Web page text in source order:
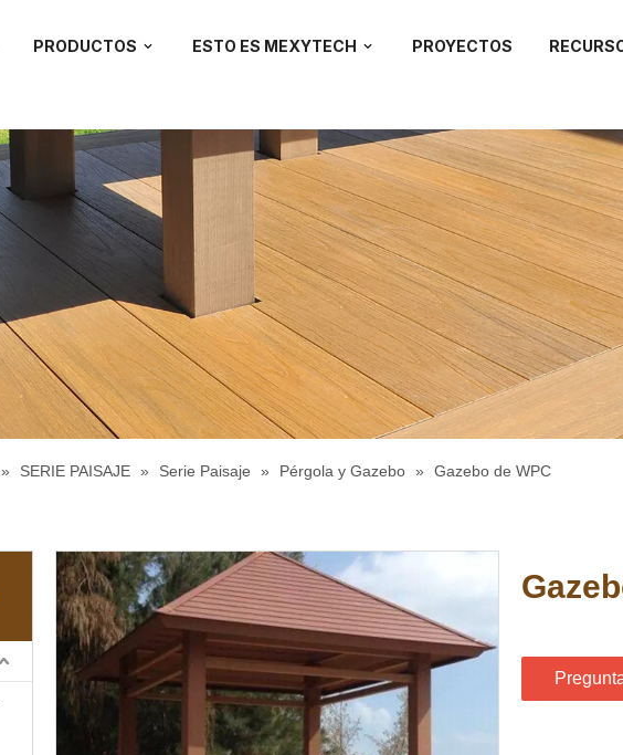
PRODUCTOS ESTO ES MEXYTECH PROYECTOS
» SERIE PAISAJE » Serie Paisaje » Pérgola y Gazebo » Gazebo de WPC